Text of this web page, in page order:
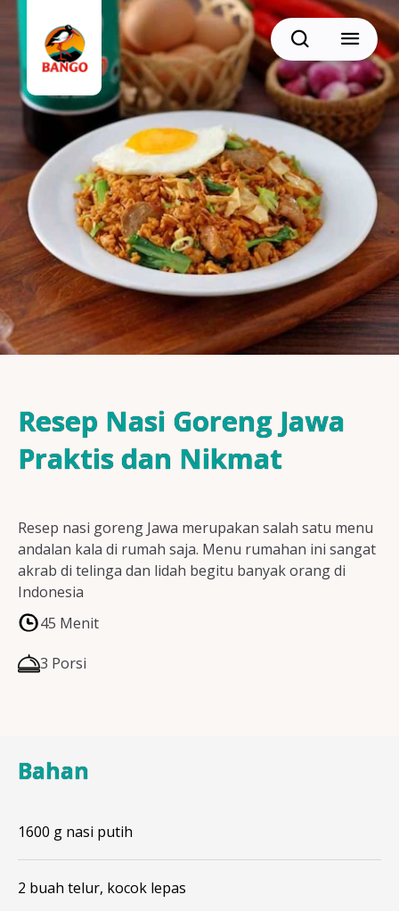
BACK
Resep Sate
Resep Semur
Resep Daging
Resep Tempe/Tahu
Resep Sayuran
Semua Resep
Cari
Resep Nasi Goreng Jawa
Praktis dan Nikmat
Resep nasi goreng Jawa merupakan salah satu menu
andalan kala di rumah saja. Menu rumahan ini sangat
akrab di telinga dan lidah begitu banyak orang di
Indonesia
45 Menit
3 Porsi
Bahan
1600 g nasi putih
2 buah telur, kocok lepas